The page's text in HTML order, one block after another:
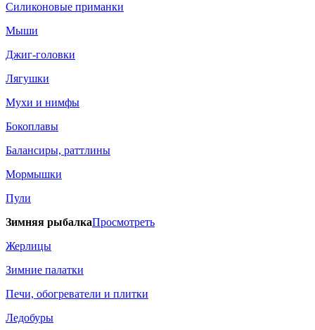
Силиконовые приманки
Мыши
Джиг-головки
Лягушки
Мухи и нимфы
Бокоплавы
Балансиры, раттлины
Мормышки
Пули
Зимняя рыбалкаПросмотреть
Жерлицы
Зимние палатки
Печи, обогреватели и плитки
Ледобуры